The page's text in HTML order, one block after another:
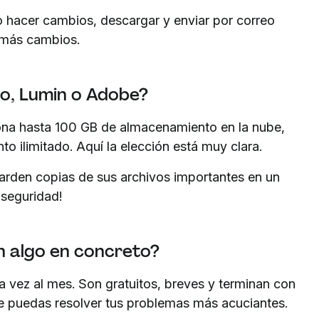
cambios, descargar y enviar por correo
cambios.
Lumin o Adobe?
hasta 100 GB de almacenamiento en la nube,
ilimitado. Aquí la elección está muy clara.
copias de sus archivos importantes en un
algo en concreto?
vez al mes. Son gratuitos, breves y terminan con
resolver tus problemas más acuciantes.